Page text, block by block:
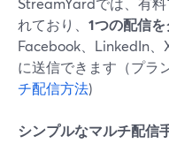
れており、 1つの配信
Facebook、LinkedIn、
に送信できます（プラ
チ配信方法)
シンプルなマルチ配信